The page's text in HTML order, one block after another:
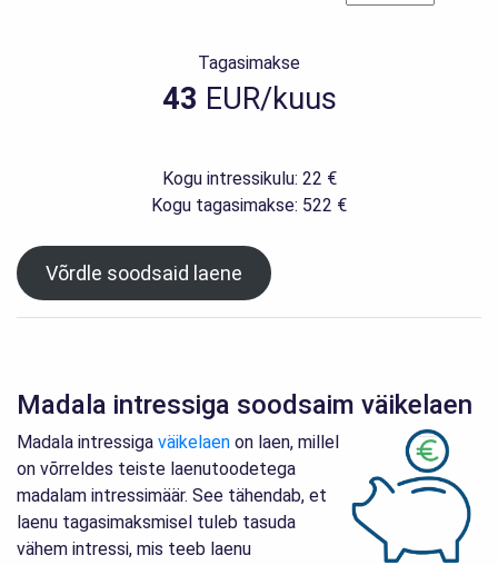
Tagasimakse
43 EUR/kuus
Kogu intressikulu: 22 €
Kogu tagasimakse: 522 €
Võrdle soodsaid laene
Madala intressiga soodsaim väikelaen
Madala intressiga väikelaen on laen, millel
on võrreldes teiste laenutoodetega
madalam intressimäär. See tähendab, et
laenu tagasimaksmisel tuleb tasuda
vähem intressi, mis teeb laenu